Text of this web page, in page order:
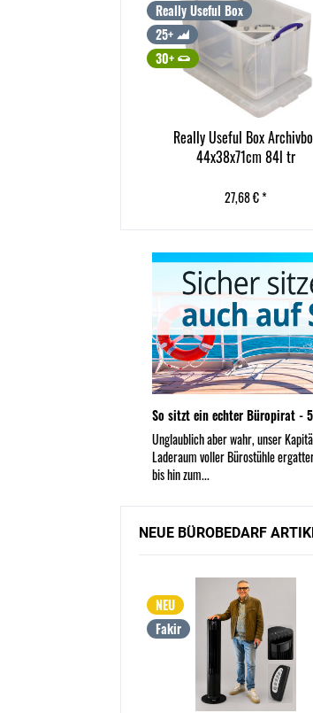
Really Useful Box
25+
30+
Really Useful Box
44x38x71cm 84l tr
27,68 € *
So sitzt ein echter Büropirat -
Unglaublich aber wahr, unser
Laderaum voller Bürostühle
bis hin zum...
NEUE BÜROBEDARF
NEU
Fakir